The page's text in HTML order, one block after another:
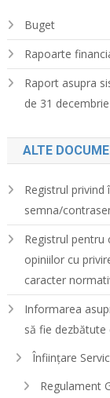
Buget
Rapoarte
Raport asupra
de 31
ALTE
Registrul
semna/
Registrul pentru
opiniilor cu
caracter
Informarea
să fie
Înființare
Regulament